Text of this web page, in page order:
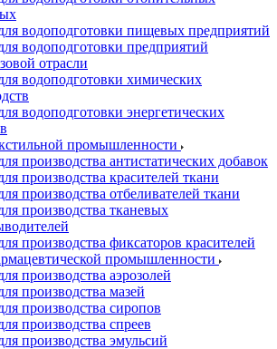
водоподготовки пищевых предприятий
водоподготовки предприятий
отрасли
водоподготовки химических
водоподготовки энергетических
промышленности
производства антистатических добавок
производства красителей ткани
производства отбеливателей ткани
производства тканевых
производства фиксаторов красителей
промышленности
производства аэрозолей
производства мазей
производства сиропов
производства спреев
производства эмульсий